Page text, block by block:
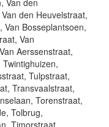
Van den
den Heuvelstraat,
Van Bosseplantsoen,
Van
Aerssenstraat,
Tulpstraat,
Transvaalstraat,
Torenstraat,
Tolbrug,
Timorstraat,